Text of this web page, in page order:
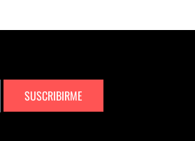
SUSCRIBIRME